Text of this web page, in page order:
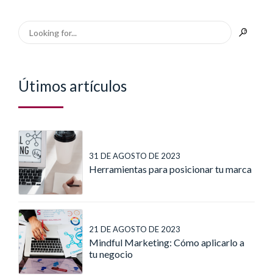
Útimos artículos
31 DE AGOSTO DE 2023
Herramientas para posicionar tu marca
21 DE AGOSTO DE 2023
Mindful Marketing: Cómo aplicarlo a
tu negocio